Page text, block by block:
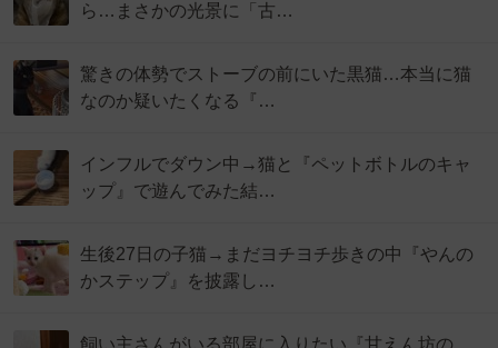
ら…まさかの光景に「古…
驚きの体勢でストーブの前にいた黒猫…本当に猫
なのか疑いたくなる『…
インフルでダウン中→猫と『ペットボトルのキャ
ップ』で遊んでみた結…
生後27日の子猫→まだヨチヨチ歩きの中『やんの
かステップ』を披露し…